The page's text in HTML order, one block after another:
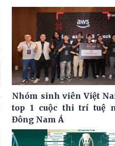
Nhóm sinh viên Việt
top 1 cuộc thi trí tuệ
Đông Nam Á